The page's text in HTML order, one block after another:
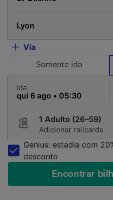
Via
Somente ida
Ida
1 Adulto (26–59)
Adicionar railcards
Genius: estadia com
desconto
Encontrar